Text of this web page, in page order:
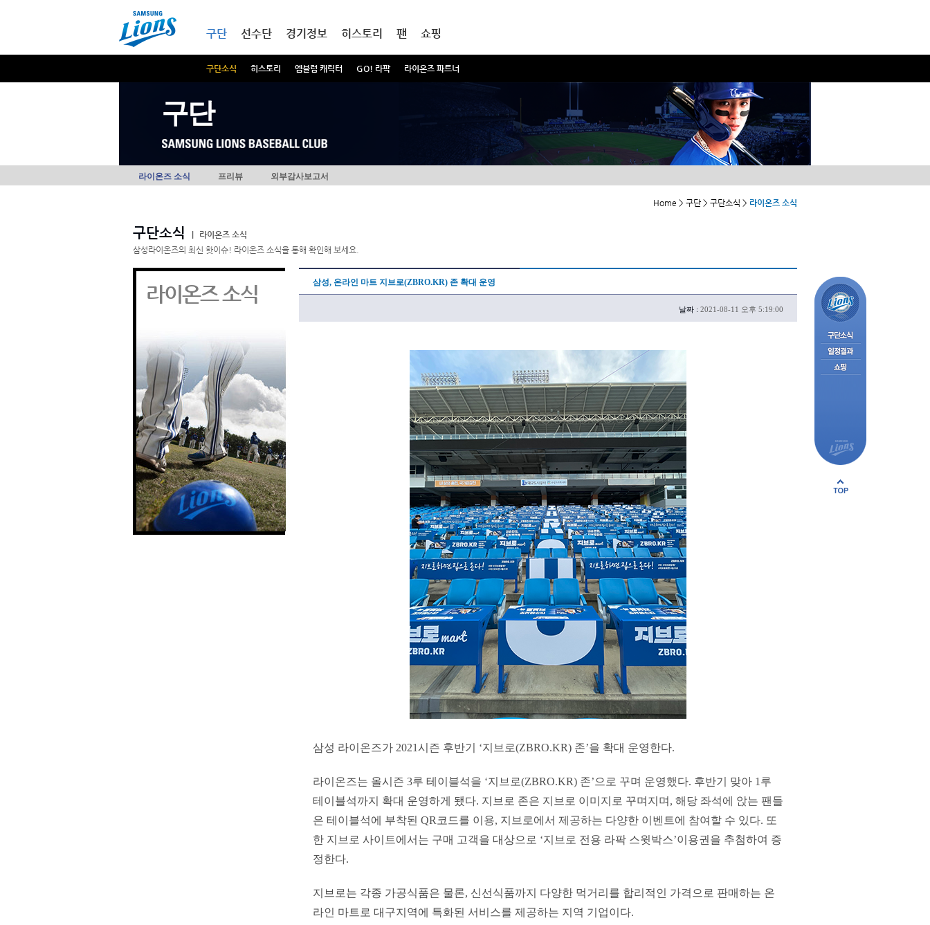
구단
구단소식 히스토리 엠블럼 캐릭터 GO! 라팍 라이온즈 파트너
선수단 경기정보 히스토리 팬 쇼핑
구단
라이온즈 소식 프리뷰 외부감사보고서
Home > 구단 > 구단소식 > 라이온즈 소식
구단소식
라이온즈 소식
삼성라이온즈의 최신 핫이슈! 라이온즈 소식을 통해 확인해 보세요.
라이온즈 소식 삼성, 온라인 마트 지브로(ZBRO.KR) 존 확대 운영
날짜 : 2021-08-11 오후 5:19:00
삼성 라이온즈가 2021시즌 후반기 ‘지브로(ZBRO.KR) 존’을 확대 운영한다.
라이온즈는 올시즌 3루 테이블석을 ‘지브로(ZBRO.KR) 존’으로 꾸며 운영했다. 후반기 맞아 1루
테이블석까지 확대 운영하게 됐다. 지브로 존은 지브로 이미지로 꾸며지며, 해당 좌석에 앉는 팬들
은 테이블석에 부착된 QR코드를 이용, 지브로에서 제공하는 다양한 이벤트에 참여할 수 있다. 또
한 지브로 사이트에서는 구매 고객을 대상으로 ‘지브로 전용 라팍 스윗박스’이용권을 추첨하여 증
정한다.
지브로는 각종 가공식품은 물론, 신선식품까지 다양한 먹거리를 합리적인 가격으로 판매하는 온
라인 마트로 대구지역에 특화된 서비스를 제공하는 지역 기업이다.